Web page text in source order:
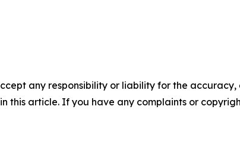
any responsibility or liability for the accuracy,
this article. If you have any complaints or